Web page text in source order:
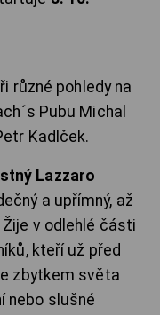
různé pohledy na
Pubu Michal
Kadlček.
Lazzaro
a upřímný, až
v odlehlé části
kteří už před
zbytkem světa
nebo slušné